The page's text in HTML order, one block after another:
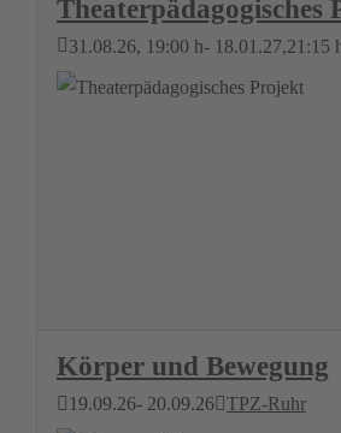
Theaterpädagogisches
31.08.26, 19:00 h- 18.01.27,21:15
Körper und Bewegung
19.09.26- 20.09.26 TPZ-Ruhr